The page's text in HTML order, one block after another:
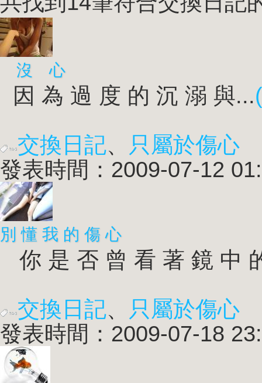
沒 心
因 為 過 度 的 沉 溺 與...
交換日記、
只屬於傷心
發表時間：2009-07-12
別 懂 我 的 傷 心
你 是 否 曾 看 著 鏡 中
交換日記、
只屬於傷心
發表時間：2009-07-18